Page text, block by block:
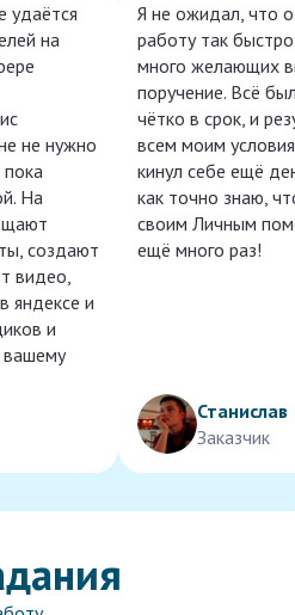
удаётся
на
не нужно
пока
На
создают
видео,
яндексе и
и
вашему
Я не ожидал, что
работу так
много желающих
поручение. Всё
чётко в срок, и
всем моим
кинул себе ещё
как точно знаю,
своим Личным
ещё много раз!
Станислав
Заказчик